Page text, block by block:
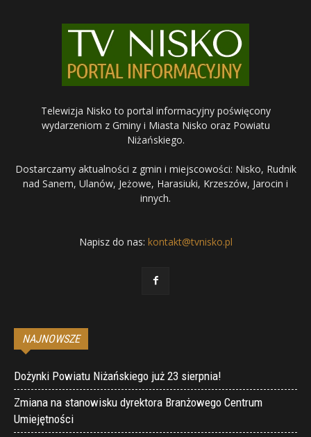
Telewizja Nisko to portal informacyjny poświęcony
wydarzeniom z Gminy i Miasta Nisko oraz Powiatu
Niżańskiego.
Dostarczamy aktualności z gmin i miejscowości: Nisko, Rudnik
nad Sanem, Ulanów, Jeżowe, Harasiuki, Krzeszów, Jarocin i
innych.
Napisz do nas: kontakt@tvnisko.pl
NAJNOWSZE
Dożynki Powiatu Niżańskiego już 23 sierpnia!
Zmiana na stanowisku dyrektora Branżowego Centrum
Umiejętności